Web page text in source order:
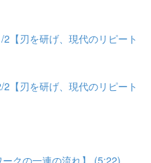
【刃を研げ、現代のリピート
【刃を研げ、現代のリピート
クの一連の流れ】 (5:22)